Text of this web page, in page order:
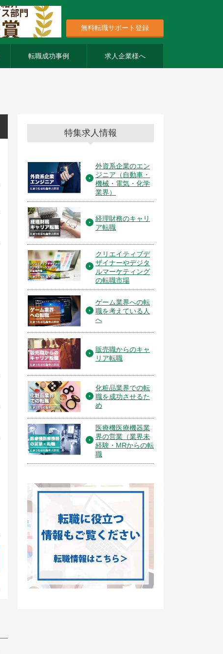
無料転職サポート登録
転職成功事例 求人企業様へ
特集求人情報
外資系企業のエン
ジニア（自動車・
機械・電気・化学
業界）
経理財務のキャリ
ア転職
クリエイティブデ
ザイナーやデジタ
ルマーケティング
の転職市場
ゲーム業界への転
職を考えている人
へ
販売職からのキャ
リア転職
化粧品業界での転
職を成功させるた
め
医療機医療機器業
界の営業（業界未
経験・MRからの転
職